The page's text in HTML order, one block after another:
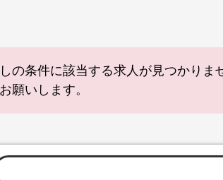
の条件に該当する求人が見つかりま
願いします。